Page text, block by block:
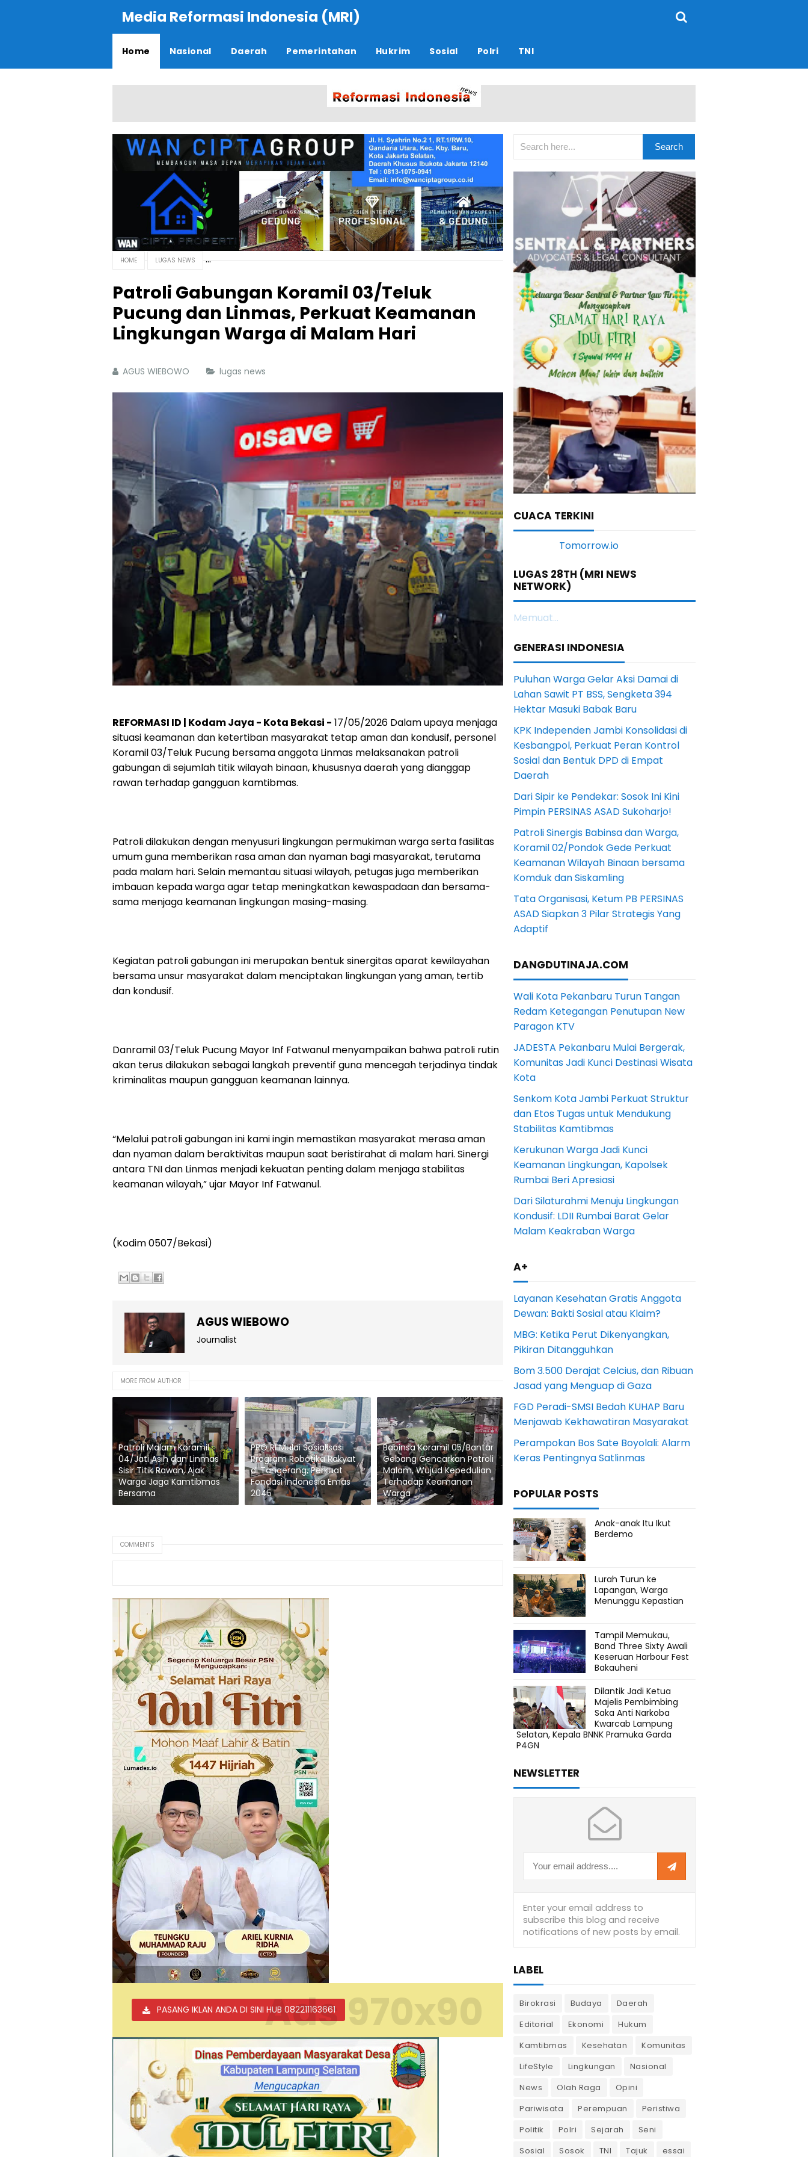
Media Reformasi Indonesia (MRI)
Home Nasional Daerah Pemerintahan Hukrim Sosial Polri TNI
HOME LUGAS NEWS
Patroli Gabungan Koramil 03/Teluk
Pucung dan Linmas, Perkuat Keamanan
Lingkungan Warga di Malam Hari
AGUS WIEBOWO lugas news
REFORMASI ID | Kodam Jaya - Kota Bekasi - 17/05/2026 Dalam upaya menjaga
situasi keamanan dan ketertiban masyarakat tetap aman dan kondusif, personel
Koramil 03/Teluk Pucung bersama anggota Linmas melaksanakan patroli
gabungan di sejumlah titik wilayah binaan, khususnya daerah yang dianggap
rawan terhadap gangguan kamtibmas.
Patroli dilakukan dengan menyusuri lingkungan permukiman warga serta fasilitas
umum guna memberikan rasa aman dan nyaman bagi masyarakat, terutama
pada malam hari. Selain memantau situasi wilayah, petugas juga memberikan
imbauan kepada warga agar tetap meningkatkan kewaspadaan dan bersama-
sama menjaga keamanan lingkungan masing-masing.
Kegiatan patroli gabungan ini merupakan bentuk sinergitas aparat kewilayahan
bersama unsur masyarakat dalam menciptakan lingkungan yang aman, tertib
dan kondusif.
Danramil 03/Teluk Pucung Mayor Inf Fatwanul menyampaikan bahwa patroli rutin
akan terus dilakukan sebagai langkah preventif guna mencegah terjadinya tindak
kriminalitas maupun gangguan keamanan lainnya.
“Melalui patroli gabungan ini kami ingin memastikan masyarakat merasa aman
dan nyaman dalam beraktivitas maupun saat beristirahat di malam hari. Sinergi
antara TNI dan Linmas menjadi kekuatan penting dalam menjaga stabilitas
keamanan wilayah,” ujar Mayor Inf Fatwanul.
(Kodim 0507/Bekasi)
AGUS WIEBOWO
Journalist
MORE FROM AUTHOR
Patroli Malam Koramil
04/Jati Asih dan Linmas
Sisir Titik Rawan, Ajak
Warga Jaga Kamtibmas
Bersama
PRO RI Mulai Sosialisasi
Program Robotika Rakyat
di Tangerang, Perkuat
Fondasi Indonesia Emas
2045
Babinsa Koramil 05/Bantar
Gebang Gencarkan Patroli
Malam, Wujud Kepedulian
Terhadap Keamanan
Warga
COMMENTS
PASANG IKLAN ANDA DI SINI HUB 082211163661Ads 970x90
CUACA TERKINI
LUGAS 28TH (MRI NEWS
NETWORK)
Memuat...
GENERASI INDONESIA
Puluhan Warga Gelar Aksi Damai di
Lahan Sawit PT BSS, Sengketa 394
Hektar Masuki Babak Baru
KPK Independen Jambi Konsolidasi di
Kesbangpol, Perkuat Peran Kontrol
Sosial dan Bentuk DPD di Empat
Daerah
Dari Sipir ke Pendekar: Sosok Ini Kini
Pimpin PERSINAS ASAD Sukoharjo!
Patroli Sinergis Babinsa dan Warga,
Koramil 02/Pondok Gede Perkuat
Keamanan Wilayah Binaan bersama
Komduk dan Siskamling
Tata Organisasi, Ketum PB PERSINAS
ASAD Siapkan 3 Pilar Strategis Yang
Adaptif
DANGDUTINAJA.COM
Wali Kota Pekanbaru Turun Tangan
Redam Ketegangan Penutupan New
Paragon KTV
JADESTA Pekanbaru Mulai Bergerak,
Komunitas Jadi Kunci Destinasi Wisata
Kota
Senkom Kota Jambi Perkuat Struktur
dan Etos Tugas untuk Mendukung
Stabilitas Kamtibmas
Kerukunan Warga Jadi Kunci
Keamanan Lingkungan, Kapolsek
Rumbai Beri Apresiasi
Dari Silaturahmi Menuju Lingkungan
Kondusif: LDII Rumbai Barat Gelar
Malam Keakraban Warga
A+
Layanan Kesehatan Gratis Anggota
Dewan: Bakti Sosial atau Klaim?
MBG: Ketika Perut Dikenyangkan,
Pikiran Ditangguhkan
Bom 3.500 Derajat Celcius, dan Ribuan
Jasad yang Menguap di Gaza
FGD Peradi-SMSI Bedah KUHAP Baru
Menjawab Kekhawatiran Masyarakat
Perampokan Bos Sate Boyolali: Alarm
Keras Pentingnya Satlinmas
POPULAR POSTS
Anak-anak Itu Ikut
Berdemo
Lurah Turun ke
Lapangan, Warga
Menunggu Kepastian
Tampil Memukau,
Band Three Sixty Awali
Keseruan Harbour Fest
Bakauheni
Dilantik Jadi Ketua
Majelis Pembimbing
Saka Anti Narkoba
Kwarcab Lampung
Selatan, Kepala BNNK Pramuka Garda
P4GN
NEWSLETTER
LABEL
Birokrasi Budaya
Daerah
Editorial
Ekonomi
Hukum
Kamtibmas
Kesehatan
Komunitas
LifeStyle
Lingkungan
Nasional
News
Olah Raga
Opini
Pariwisata
Perempuan
Peristiwa
Politik
Polri Sejarah
Seni
Sosial
Sosok TNI Tajuk essai